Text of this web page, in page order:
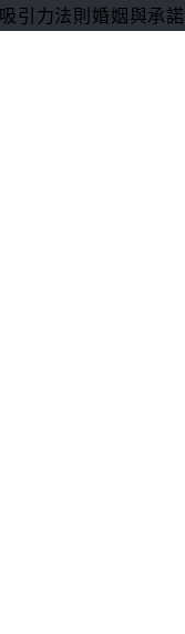
吸引力法則 婚姻與承諾